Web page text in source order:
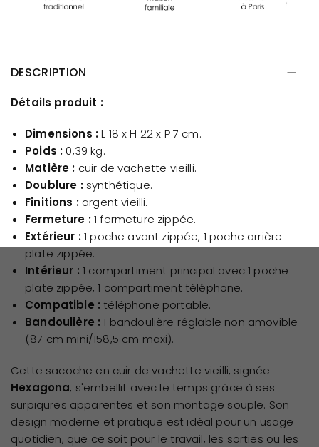
DESCRIPTION
Détails produit :
Dimensions :L 18 x H 22 x P 7 cm.
Poids :0,39 kg.
Matière : cuir de vachette vieilli.
Doublure :synthétique.
Finitions :argent vieilli.
Fermeture :1 fermeture zippée.
Extérieur :1 poche avant zippée, 1 poche arrière
plate zippée.
Intérieur : 1 compartiment principal avec 1 poche
plate zippée, 1 compartiment téléphone.
Compatible : téléphone portable.
Bandoulière : 1 bandoulière réglable non amovible
(87 cm mini/158,5 cm maxi).
Cette sacoche en cuir de vachette vieilli, signée
Hexagona, s'embellit avec le temps grâce à ses
surpiqures apparentes et son montage souple. Son
design moderne et pratique est idéal pour un usage
quotidien, que ce soit pour le travail, les sorties ou les